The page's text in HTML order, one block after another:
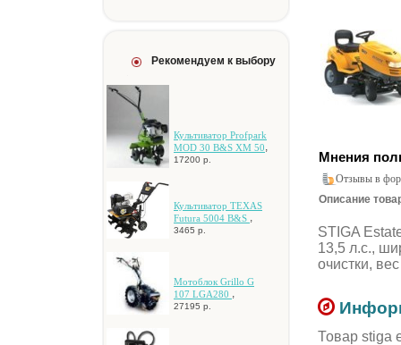
Рекомендуем к выбору
Культиватор Profpark
MOD 30 B&S XM 50,
17200 р.
Культиватор TEXAS
Futura 5004 B&S ,
3465 р.
Мотоблок Grillo G
107 LGA280 ,
27195 р.
Мнения
Отзывы в
Описание
STIGA
13,5 л.c.,
oчиcтки, вec
Товар stiga